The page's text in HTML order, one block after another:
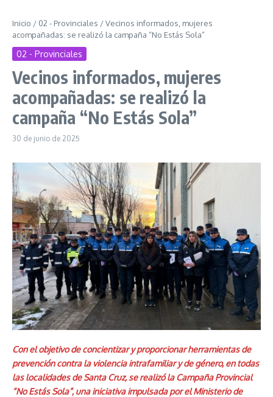
Inicio / 02 - Provinciales /Vecinos informados, mujeres
acompañadas: se realizó la campaña “No Estás Sola”
02 - Provinciales
Vecinos informados, mujeres
acompañadas: se realizó la
campaña “No Estás Sola”
30 de junio de 2025
Con el objetivo de concientizar y proporcionar herramientas de
prevención contra la violencia intrafamiliar y de género, en todas
las localidades de Santa Cruz, se realizó la Campaña Provincial
“No Estás Sola”, una iniciativa impulsada por el Ministerio de